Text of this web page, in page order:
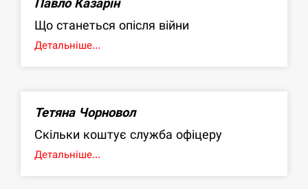
Павло Казарін
Що станеться опісля війни
Детальніше...
Тетяна Чорновол
Скільки коштує служба офіцеру
Детальніше...